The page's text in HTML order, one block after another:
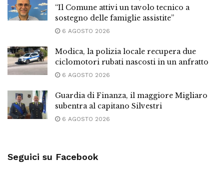
“Il Comune attivi un tavolo tecnico a
sostegno delle famiglie assistite”
6 AGOSTO 2026
Modica, la polizia locale recupera due
ciclomotori rubati nascosti in un anfratto
6 AGOSTO 2026
Guardia di Finanza, il maggiore Migliaro
subentra al capitano Silvestri
6 AGOSTO 2026
Seguici su Facebook